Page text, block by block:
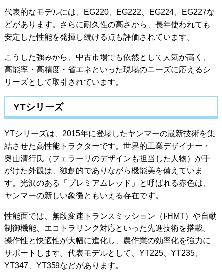
代表的なモデルには、EG220、EG222、EG224、EG227な
どがあります。さらに耐久性の高さから、長年使われても
安定した性能を発揮し続ける点も評価されています。
こうした強みから、中古市場でも依然として人気が高く、
高能率・高精度・省エネといった現場のニーズに応えるシ
リーズとして取引されています。
YTシリーズ
YTシリーズは、2015年に登場したヤンマーの最新技術を集
結させた高性能トラクターです。世界的工業デザイナー・
奥山清行氏（フェラーリのデザインも担当した人物）が手
がけた外観は、独創的でありながら機能美を備えていま
す。光沢のある「プレミアムレッド」と呼ばれる赤色は、
ヤンマーの新しい象徴ともいえる存在です。
性能面では、無段変速トランスミッション（I-HMT）や自動
制御機能、エコトラリンク対応といった先進技術を搭載。
操作性と快適性が大幅に進化し、農作業の効率化を強力に
サポートします。代表モデルとして、YT225、YT235、
YT347、YT359などがあります。